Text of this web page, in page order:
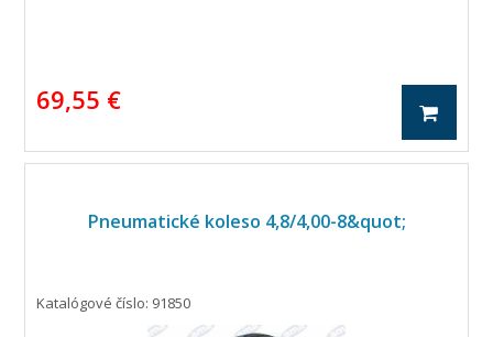
69,55 €
Pneumatické koleso 4,8/4,00-8&quot;
Katalógové číslo: 91850